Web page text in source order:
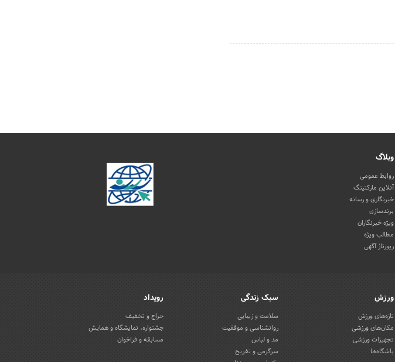
وبلاگ
روابط عمومی
آنلاین مارکتینگ
خبرنگاری و رسانه
برندسازی
ویژه خبرنگاران
مطالب ویژه
رپورتاژ آگهی
ورزش
تازه‌های ورزش
مکان‌های ورزشی
تجهیزات ورزشی
باشگاه‌ها
سبک زندگی
سلامت و زیبایی
روانشناسی و موفقیت
مد و لباس
سرگرمی و تفریح
رویداد
حراج و تخفیف
جشنواره، نمایشگاه و همایش
مسابقه و فراخوان